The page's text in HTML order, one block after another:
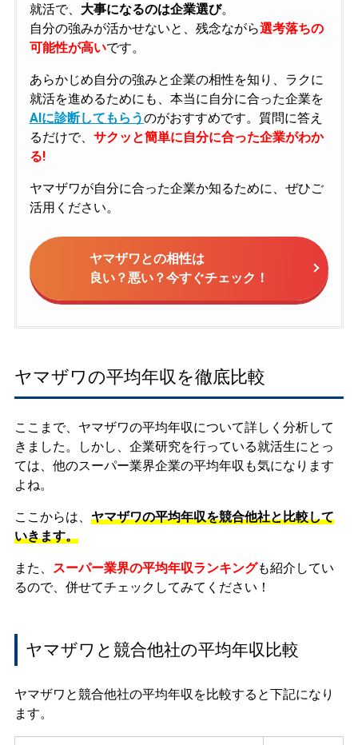
就活で、 大事になるのは企業選び。
自分の強みが活かせないと、残念ながら選考落ちの
可能性が高いです。
あらかじめ自分の強みと企業の相性を知り、ラクに
就活を進めるためにも、本当に自分に合った企業を
AIに診断してもらうのがおすすめです。質問に答え
るだけで、 サクッと簡単に自分に合った企業がわか
る!
ヤマザワが自分に合った企業か知るために、ぜひご
活用ください。
ヤマザワとの相性は
良い？悪い？今すぐチェック！
ヤマザワの平均年収を徹底比較
ここまで、ヤマザワの平均年収について詳しく分析して
きました。しかし、企業研究を行っている就活生にとっ
ては、他のスーパー業界企業の平均年収も気になります
よね。
ここからは、 ヤマザワの平均年収を競合他社と比較して
いきます。
また、 スーパー業界の平均年収ランキングも紹介してい
るので、併せてチェックしてみてください！
ヤマザワと競合他社の平均年収比較
ヤマザワと競合他社の平均年収を比較すると下記になり
ます。